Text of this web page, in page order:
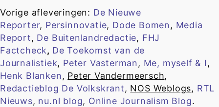
Vorige afleveringen: De Nieuwe
Reporter, Persinnovatie, Dode Bomen, Media
Report, De Buitenlandredactie, FHJ
Factcheck, De Toekomst van de
Journalistiek, Peter Vasterman, Me, myself & I,
Henk Blanken, Peter Vandermeersch,
Redactieblog De Volkskrant, NOS Weblogs, RTL
Nieuws, nu.nl blog, Online Journalism Blog.